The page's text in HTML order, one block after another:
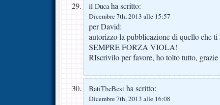
il Ducaha scritto:
Dicembre 7th, 2013 alle 15:57
per David:
autorizzo la pubblicazione di quello che
SEMPRE FORZA VIOLA!
RIscrivilo per favore, ho tolto tutto, grazie
BatiTheBest ha scritto:
Dicembre 7th, 2013 alle 16:08